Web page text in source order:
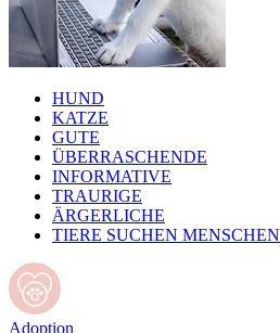
HUND
KATZE
GUTE
ÜBERRASCHENDE
INFORMATIVE
TRAURIGE
ÄRGERLICHE
TIERE SUCHEN MENSCHEN
Adoption